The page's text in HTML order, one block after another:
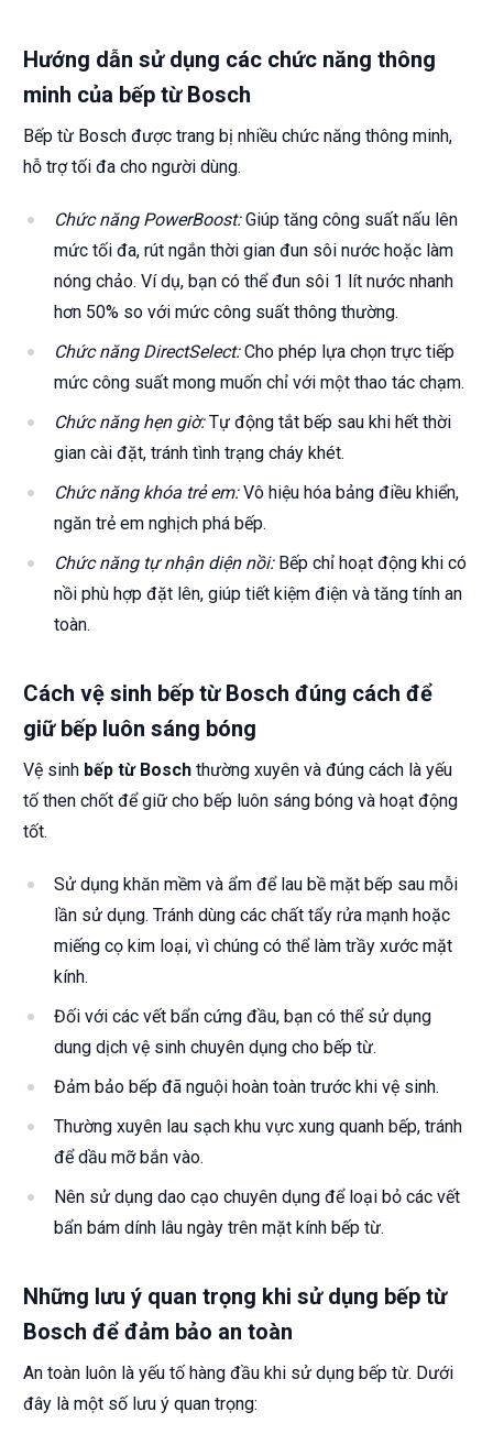
Hướng dẫn sử dụng các chức năng thông
minh của bếp từ Bosch
Bếp từ Bosch được trang bị nhiều chức năng thông minh,
hỗ trợ tối đa cho người dùng.
Chức năng PowerBoost:Giúp tăng công suất nấu lên
mức tối đa, rút ngắn thời gian đun sôi nước hoặc làm
nóng chảo. Ví dụ, bạn có thể đun sôi 1 lít nước nhanh
hơn 50% so với mức công suất thông thường.
Chức năng DirectSelect:Cho phép lựa chọn trực tiếp
mức công suất mong muốn chỉ với một thao tác chạm.
Chức năng hẹn giờ:Tự động tắt bếp sau khi hết thời
gian cài đặt, tránh tình trạng cháy khét.
Chức năng khóa trẻ em:Vô hiệu hóa bảng điều khiển,
ngăn trẻ em nghịch phá bếp.
Chức năng tự nhận diện nồi:Bếp chỉ hoạt động khi có
nồi phù hợp đặt lên, giúp tiết kiệm điện và tăng tính an
toàn.
Cách vệ sinh bếp từ Bosch đúng cách để
giữ bếp luôn sáng bóng
Vệ sinh bếp từ Bosch thường xuyên và đúng cách là yếu
tố then chốt để giữ cho bếp luôn sáng bóng và hoạt động
tốt.
Sử dụng khăn mềm và ẩm để lau bề mặt bếp sau mỗi
lần sử dụng. Tránh dùng các chất tẩy rửa mạnh hoặc
miếng cọ kim loại, vì chúng có thể làm trầy xước mặt
kính.
Đối với các vết bẩn cứng đầu, bạn có thể sử dụng
dung dịch vệ sinh chuyên dụng cho bếp từ.
Đảm bảo bếp đã nguội hoàn toàn trước khi vệ sinh.
Thường xuyên lau sạch khu vực xung quanh bếp, tránh
để dầu mỡ bắn vào.
Nên sử dụng dao cạo chuyên dụng để loại bỏ các vết
bẩn bám dính lâu ngày trên mặt kính bếp từ.
Những lưu ý quan trọng khi sử dụng bếp từ
Bosch để đảm bảo an toàn
An toàn luôn là yếu tố hàng đầu khi sử dụng bếp từ. Dưới
đây là một số lưu ý quan trọng: